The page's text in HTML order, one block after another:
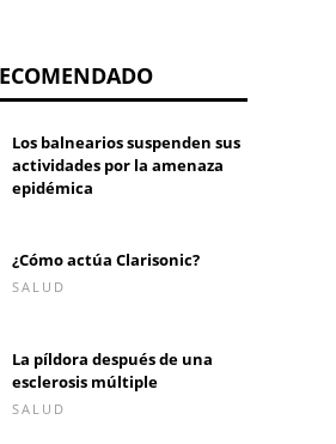
Los balnearios suspenden sus
actividades por la amenaza
epidémica
¿Cómo actúa Clarisonic?
SALUD
La píldora después de una
esclerosis múltiple
SALUD